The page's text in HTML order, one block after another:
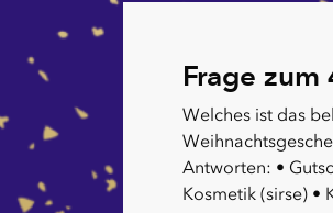
Frage zum
Welches ist das
Antworten: •
Kosmetik (sirse) •